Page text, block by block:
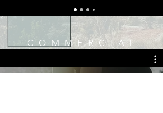
C O M M E R C I A L